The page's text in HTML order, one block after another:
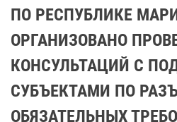
ПО РЕСПУБЛИКЕ
ОРГАНИЗОВАНО
КОНСУЛЬТАЦИЙ С
СУБЪЕКТАМИ ПО
ОБЯЗАТЕЛЬНЫХ